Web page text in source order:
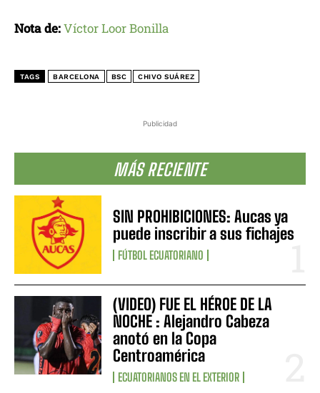
Publicidad
MÁS RECIENTE
SIN PROHIBICIONES: Aucas ya
puede inscribir a sus fichajes
FÚTBOL ECUATORIANO
(VIDEO) FUE EL HÉROE DE LA
NOCHE : Alejandro Cabeza
anotó en la Copa
Centroamérica
ECUATORIANOS EN EL EXTERIOR
Nota de:Víctor Loor Bonilla
TAGS BARCELONA BSC CHIVO SUÁREZ